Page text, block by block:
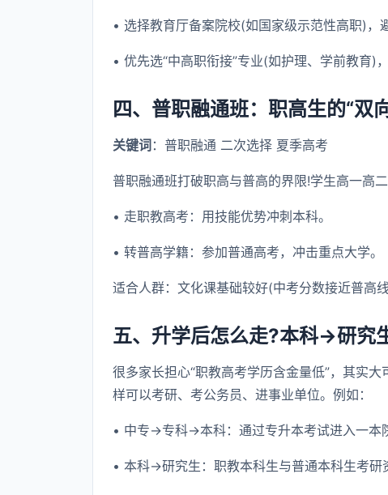
• 选择教育厅备案院校(如国家级示范性高职)，避
• 优先选“中高职衔接”专业(如护理、学前教育)
四、普职融通班：职高生的“双
关键词：普职融通 二次选择 夏季高考
普职融通班打破职高与普高的界限!学生高一高
• 走职教高考：用技能优势冲刺本科。
• 转普高学籍：参加普通高考，冲击重点大学。
适合人群：文化课基础较好(中考分数接近普高
五、升学后怎么走?本科→研究
很多家长担心“职教高考学历含金量低”，其实
样可以考研、考公务员、进事业单位。例如：
• 中专→专科→本科：通过专升本考试进入一本
• 本科→研究生：职教本科生与普通本科生考研